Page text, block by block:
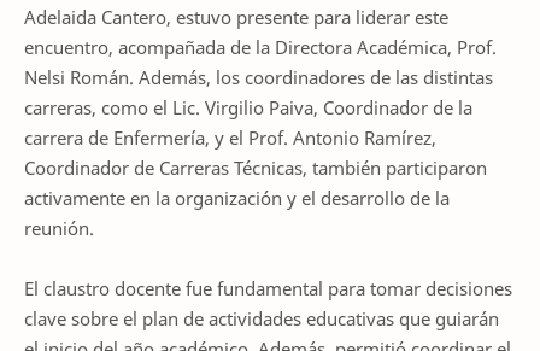
Adelaida Cantero, estuvo presente para liderar este
encuentro, acompañada de la Directora Académica, Prof.
Nelsi Román. Además, los coordinadores de las distintas
carreras, como el Lic. Virgilio Paiva, Coordinador de la
carrera de Enfermería, y el Prof. Antonio Ramírez,
Coordinador de Carreras Técnicas, también participaron
activamente en la organización y el desarrollo de la
reunión.
El claustro docente fue fundamental para tomar decisiones
clave sobre el plan de actividades educativas que guiarán